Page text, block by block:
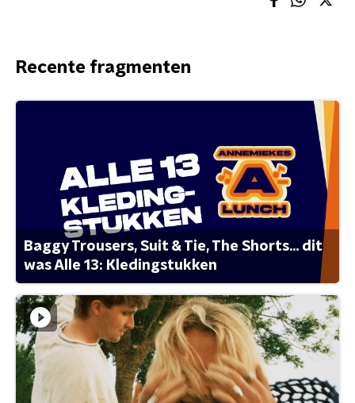
Recente fragmenten
Baggy Trousers, Suit & Tie, The Shorts... dit
was Alle 13: Kledingstukken